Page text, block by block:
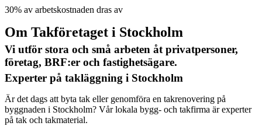
30% av arbetskostnaden dras av
Om Takföretaget i Stockholm
Vi utför stora och små arbeten åt privatpersoner,
företag, BRF:er och fastighetsägare.
Experter på takläggning i Stockholm
Är det dags att byta tak eller genomföra en takrenovering på
byggnaden i Stockholm? Vår lokala bygg- och takfirma är experter
på tak och takmaterial.